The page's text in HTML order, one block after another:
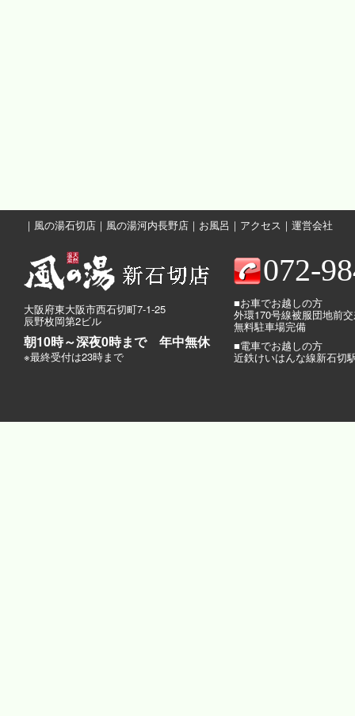
｜ 風の湯石切店 ｜ 風の湯河内長野店 ｜ お風呂 ｜ アクセス ｜ 運営会社
大阪府東大阪市西石切町7-1-25
辰野枚岡第2ビル
朝10時～深夜0時まで 年中無休
※最終受付は23時まで
072-
■お車でお越しの方
外環170号線被服団地前
無料駐車場完備
■電車でお越しの方
近鉄けいはんな線新石切